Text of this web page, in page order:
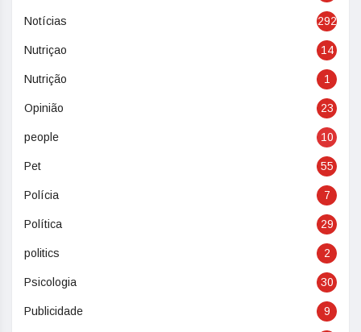
Notícias 292
Nutriçao 14
Nutrição 1
Opinião 23
people 10
Pet 55
Polícia 7
Política 29
politics 2
Psicologia 30
Publicidade 9